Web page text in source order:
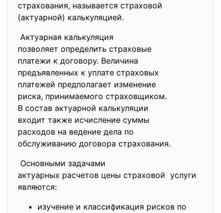
страхования, называется страховой
(актуарной) калькуляцией.
Актуарная калькуляция
позволяет определить страховые
платежи к договору. Величина
предъявленных к уплате страховых
платежей предполагает изменение
риска, принимаемого страховщиком.
В состав актуарной калькуляции
входит также исчисление суммы
расходов на ведение дела по
обслуживанию договора страхования.
Основными задачами
актуарных расчетов цены страховой услуги
являются:
изучение и классификация рисков по